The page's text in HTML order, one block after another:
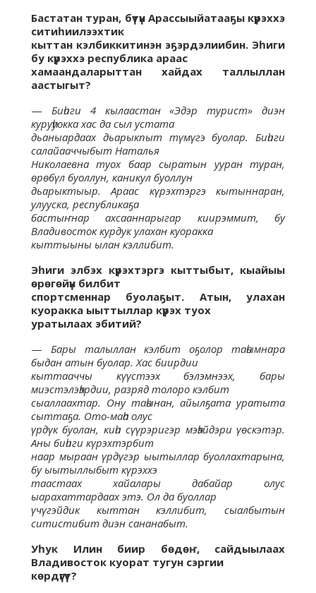
Бастатан туран, бүтүн Арассыыйатааҕы күрэххэ
ситиһиилээхтик
кыттан кэлбиккитинэн эҕэрдэлиибин. Эһиги
бу күрэххэ республика араас
хамаандаларыттан хайдах таллыллан
аастыгыт?
— Биһиги 4 кылаастан «Эдэр турист» диэн
куруһуокка хас да сыл устата
дьаныардаах дьарыкпыт түмүгэ буолар. Биһиги
салайааччыбыт Наталья
Николаевна туох баар сыратын ууран туран,
өрөбүл буоллун, каникул буоллун
дьарыктыыр. Араас күрэхтэргэ кытыннаран,
улууска, республикаҕа
бастыҥнар ахсааннарыгар киирэммит, бу
Владивосток курдук улахан куоракка
кыттыыны ылан кэллибит.
Эһиги элбэх күрэхтэргэ кыттыбыт, кыайыы
өрөгөйүн билбит
спортсменнар буолаҕыт. Атын, улахан
куоракка ыыттыллар күрэх туох
уратылаах эбитий?
— Бары талыллан кэлбит оҕолор таһымнара
быдан атын буолар. Хас биирдии
кыттааччы күүстээх бэлэмнээх, бары
миэстэлэһэрдии, разряд толоро кэлбит
сыаллаахтар. Ону таһынан, айылҕата уратыта
сыттаҕа. Ото-маһа олус
үрдүк буолан, киһи сүүрэригэр мэһэйдэри үөскэтэр.
Аны биһиги күрэхтэрбит
наар мыраан үрдүгэр ыытыллар буоллахтарына,
бу ыытыллыбыт күрэххэ
таастаах хайалары дабайар олус
ыарахаттардаах этэ. Ол да буоллар
үчүгэйдик кыттан кэллибит, сыалбытын
ситистибит диэн сананабыт.
Уһук Илин биир бөдөҥ, сайдыылаах
Владивосток куорат тугун сэргии
көрдүгүт?